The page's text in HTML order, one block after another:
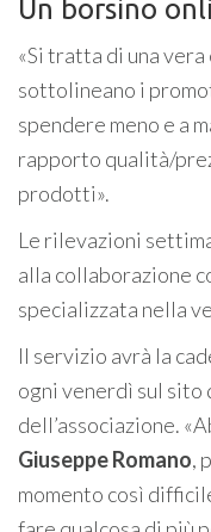
Un borsino
«Si tratta di una
sottolineano i
spendere meno e a
rapporto qualità/
prodotti».
Le rilevazioni
alla collaborazione
specializzata nella
Il servizio avrà la
ogni venerdì sul sito
dell’associazione.
Giuseppe Romano,
momento così